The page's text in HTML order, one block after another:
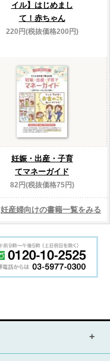
イル】はじめまし
て！赤ちゃん
220円(税抜価格200円)
妊娠・出産・子育
てマネーガイド
82円(税抜価格75円)
妊産婦向けの書籍一覧をみる